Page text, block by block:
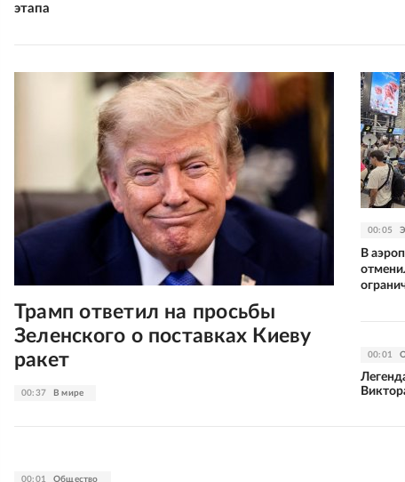
этапа
00:37 В мире
Трамп ответил на просьбы
Зеленского о поставках Киеву
ракет
00:05
В
00:01
00:01 Общество